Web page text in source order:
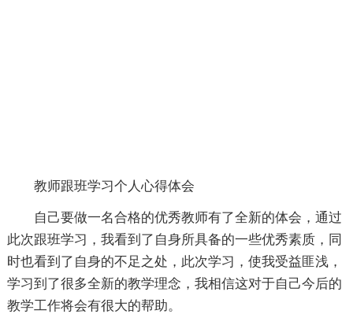
教师跟班学习个人心得体会
自己要做一名合格的优秀教师有了全新的体会，通过
此次跟班学习，我看到了自身所具备的一些优秀素质，同
时也看到了自身的不足之处，此次学习，使我受益匪浅，
学习到了很多全新的教学理念，我相信这对于自己今后的
教学工作将会有很大的帮助。